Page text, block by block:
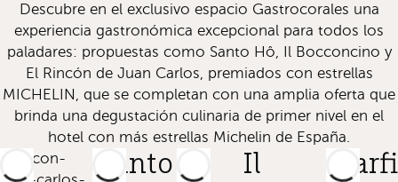
Descubre en el exclusivo espacio Gastrocorales una
experiencia gastronómica excepcional para todos los
paladares: propuestas como Santo Hô, Il Bocconcino y
El Rincón de Juan Carlos, premiados con estrellas
MICHELIN, que se completan con una amplia oferta que
brinda una degustación culinaria de primer nivel en el
hotel con más estrellas Michelin de España.
Santo
Il